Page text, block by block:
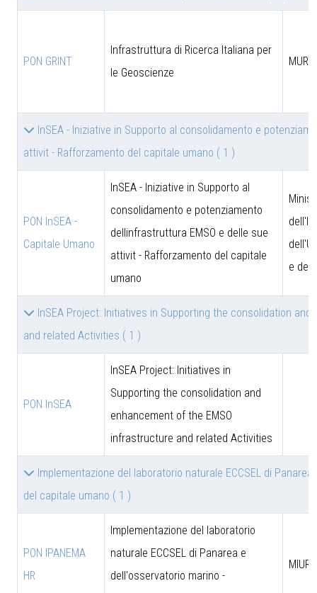
PON GRINT
Infrastruttura di Ricerca Italiana per
le Geoscienze
MUR
InSEA - Iniziative in Supporto al consolidamento e
attivit - Rafforzamento del capitale umano ( 1 )
PON InSEA -
Capitale Umano
InSEA - Iniziative in Supporto al
consolidamento e potenziamento
dellinfrastruttura EMSO e delle sue
attivit - Rafforzamento del capitale
umano
e
InSEA Project: Initiatives in Supporting the consolidation
and related Activities ( 1 )
PON InSEA
InSEA Project: Initiatives in
Supporting the consolidation and
enhancement of the EMSO
infrastructure and related Activities
Implementazione del laboratorio naturale ECCSEL di
del capitale umano ( 1 )
PON IPANEMA
HR
Implementazione del laboratorio
naturale ECCSEL di Panarea e
dell'osservatorio marino -
MIUR